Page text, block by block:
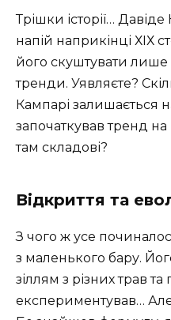
Трішки історії…
напій наприкінці ХІХ
його скуштувати лише
тренди. Уявляєте?
Кампарі залишається
започаткував тренд на
там складові?
Відкриття та
З чого ж усе
з маленького бару.
зіллям з різних трав та
експериментував…